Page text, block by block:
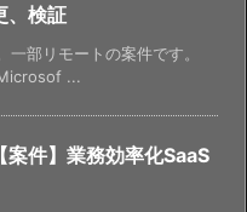
、検証
一部リモートの案件です。
...
案件】業務効率化SaaS